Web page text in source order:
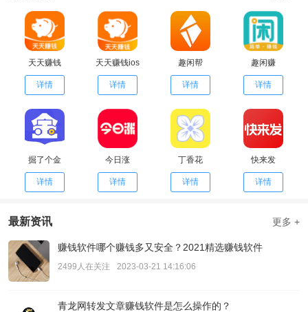
天天赚钱
详情
天天赚钱ios
详情
趣闲帮
详情
趣闲赚
详情
掘了个金
详情
今日涨
详情
丁香花
详情
快来发
详情
最新资讯 更多 +
赚钱软件哪个赚钱多又安全？2021精选赚钱软件
2499人在关注 2023-03-21 14:16:06
青龙网转发文章赚钱软件是怎么操作的？